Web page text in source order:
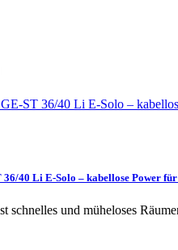
36/40 Li E-Solo – kabellose Power
schnelles und müheloses